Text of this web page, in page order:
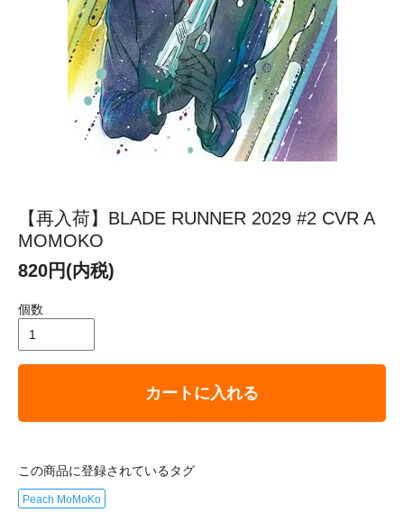
【再入荷】BLADE RUNNER 2029 #2 CVR A
MOMOKO
820円(内税)
個数
カートに入れる
この商品に登録されているタグ
Peach MoMoKo